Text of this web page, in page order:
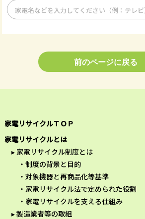
前のページに戻る
家電リサイクルＴＯＰ
家電リサイクルとは
家電リサイクル制度とは
制度の背景と目的
対象機器と再商品化等基準
家電リサイクル法で定められた役割
家電リサイクルを支える仕組み
製造業者等の取組